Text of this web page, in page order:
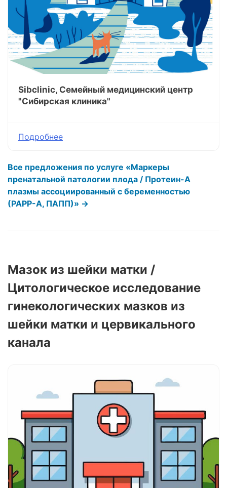
Sibclinic, Семейный медицинский центр
"Сибирская клиника"
Подробнее
Все предложения по услуге «Маркеры
пренатальной патологии плода / Протеин-А
плазмы ассоциированный с беременностью
(РАРР-А, ПАПП)» →
Мазок из шейки матки /
Цитологическое исследование
гинекологических мазков из
шейки матки и цервикального
канала